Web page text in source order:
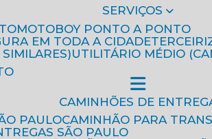
SERVIÇOS
MOTOBOY PONTO A PONTO
EM TODA A CIDADE
UTILITÁRIO MÉDIO
CAMINHÕES DE
PAULO
CAMINHÃO PARA
SÃO PAULO